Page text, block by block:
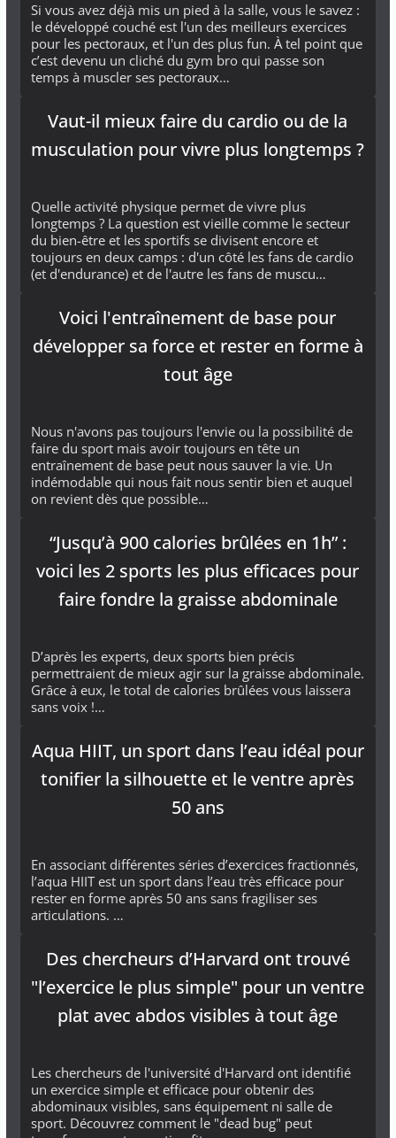
Si vous avez déjà mis un pied à la salle, vous le savez :
le développé couché est l'un des meilleurs exercices
pour les pectoraux, et l'un des plus fun. À tel point que
c’est devenu un cliché du gym bro qui passe son
temps à muscler ses pectoraux…
Vaut-il mieux faire du cardio ou de la
musculation pour vivre plus longtemps ?
Quelle activité physique permet de vivre plus
longtemps ? La question est vieille comme le secteur
du bien-être et les sportifs se divisent encore et
toujours en deux camps : d'un côté les fans de cardio
(et d'endurance) et de l'autre les fans de muscu…
Voici l'entraînement de base pour
développer sa force et rester en forme à
tout âge
Nous n'avons pas toujours l'envie ou la possibilité de
faire du sport mais avoir toujours en tête un
entraînement de base peut nous sauver la vie. Un
indémodable qui nous fait nous sentir bien et auquel
on revient dès que possible…
“Jusqu’à 900 calories brûlées en 1h” :
voici les 2 sports les plus efficaces pour
faire fondre la graisse abdominale
D’après les experts, deux sports bien précis
permettraient de mieux agir sur la graisse abdominale.
Grâce à eux, le total de calories brûlées vous laissera
sans voix !…
Aqua HIIT, un sport dans l’eau idéal pour
tonifier la silhouette et le ventre après
50 ans
En associant différentes séries d’exercices fractionnés,
l’aqua HIIT est un sport dans l’eau très efficace pour
rester en forme après 50 ans sans fragiliser ses
articulations. …
Des chercheurs d’Harvard ont trouvé
"l’exercice le plus simple" pour un ventre
plat avec abdos visibles à tout âge
Les chercheurs de l'université d'Harvard ont identifié
un exercice simple et efficace pour obtenir des
abdominaux visibles, sans équipement ni salle de
sport. Découvrez comment le "dead bug" peut